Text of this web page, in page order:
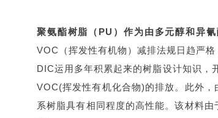
聚氨酯树脂（PU）作为由多元醇和异
VOC（挥发性有机物）减排法规日趋严
DIC运用多年积累起来的树脂设计知识，
VOC(挥发性有机化合物)的排放。此外
系树脂具有相同程度的高性能。该材料